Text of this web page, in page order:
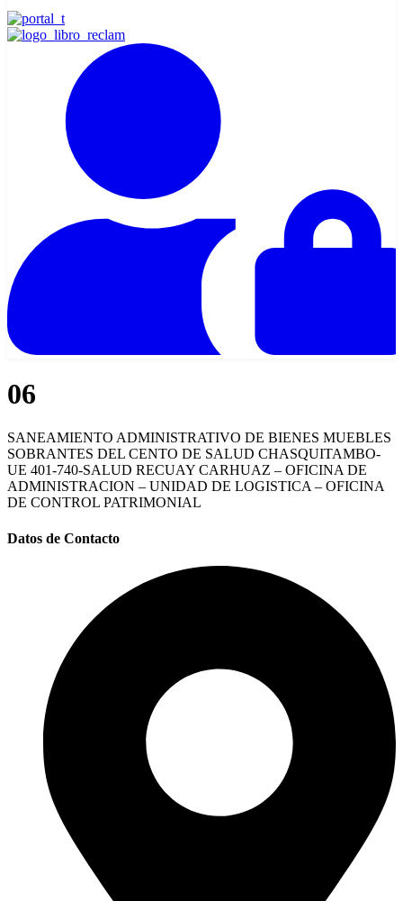
06
SANEAMIENTO ADMINISTRATIVO DE BIENES MUEBLES
SOBRANTES DEL CENTO DE SALUD CHASQUITAMBO-
UE 401-740-SALUD RECUAY CARHUAZ – OFICINA DE
ADMINISTRACION – UNIDAD DE LOGISTICA – OFICINA
DE CONTROL PATRIMONIAL
Datos de Contacto